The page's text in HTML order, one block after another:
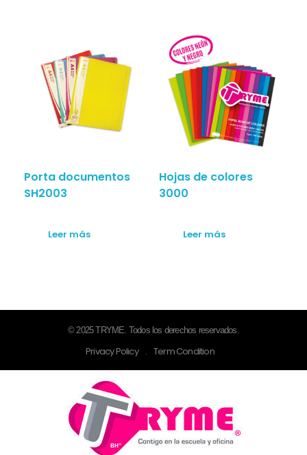
Porta documentos
SH2003
Leer más
Hojas de colores
3000
Leer más
© 2025 TRYME. Todos los derechos reservados.
Privacy Policy . Term Condition